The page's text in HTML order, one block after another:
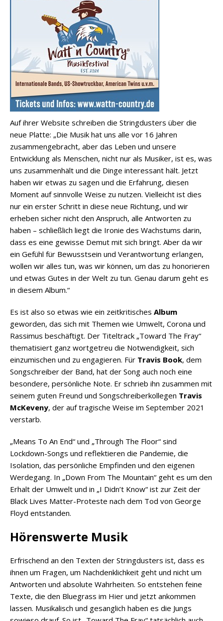
Auf ihrer Website schreiben die Stringdusters über die
neue Platte: „Die Musik hat uns alle vor 16 Jahren
zusammengebracht, aber das Leben und unsere
Entwicklung als Menschen, nicht nur als Musiker, ist es, was
uns zusammenhält und die Dinge interessant hält. Jetzt
haben wir etwas zu sagen und die Erfahrung, diesen
Moment auf sinnvolle Weise zu nutzen. Vielleicht ist dies
nur ein erster Schritt in diese neue Richtung, und wir
erheben sicher nicht den Anspruch, alle Antworten zu
haben – schließlich liegt die Ironie des Wachstums darin,
dass es eine gewisse Demut mit sich bringt. Aber da wir
ein Gefühl für Bewusstsein und Verantwortung erlangen,
wollen wir alles tun, was wir können, um das zu honorieren
und etwas Gutes in der Welt zu tun. Genau darum geht es
in diesem Album.“
Es ist also so etwas wie ein zeitkritisches Album
geworden, das sich mit Themen wie Umwelt, Corona und
Rassimus beschäftigt. Der Titeltrack „Toward The Fray“
thematisiert ganz wortgetreu die Notwendigkeit, sich
einzumischen und zu engagieren. Für Travis Book, dem
Songschreiber der Band, hat der Song auch noch eine
besondere, persönliche Note. Er schrieb ihn zusammen mit
seinem guten Freund und Songschreiberkollegen Travis
McKeveny, der auf tragische Weise im September 2021
verstarb.
„Means To An End“ und „Through The Floor“ sind
Lockdown-Songs und reflektieren die Pandemie, die
Isolation, das persönliche Empfinden und den eigenen
Werdegang. In „Down From The Mountain“ geht es um den
Erhalt der Umwelt und in „I Didn’t Know“ ist zur Zeit der
Black Lives Matter-Proteste nach dem Tod von George
Floyd entstanden.
Hörenswerte Musik
Erfrischend an den Texten der Stringdusters ist, dass es
ihnen um Fragen, um Nachdenklichkeit geht und nicht um
Antworten und absolute Wahrheiten. So entstehen feine
Texte, die den Bluegrass im Hier und jetzt ankommen
lassen. Musikalisch und gesanglich haben es die Jungs